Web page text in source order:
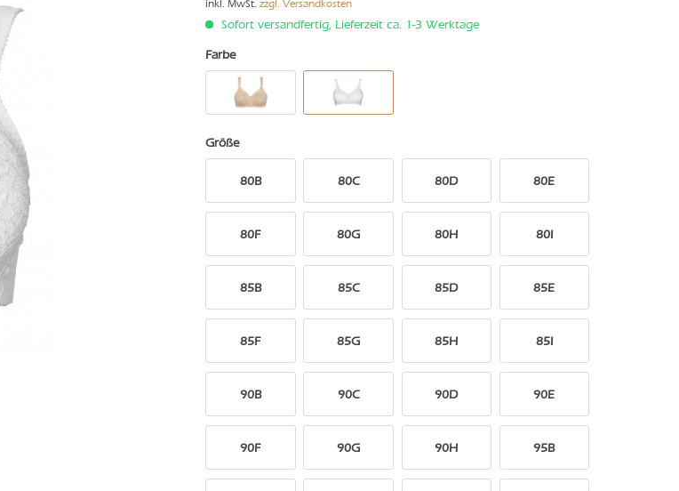
inkl. MwSt.zzgl. Versandkosten
Sofort versandfertig, Lieferzeit ca. 1-3 Werktage
Farbe
Größe
80B 80C 80D 80E
80F 80G 80H 80I
85B 85C 85D 85E
85F 85G 85H 85I
90B 90C 90D 90E
90F 90G 90H 95B